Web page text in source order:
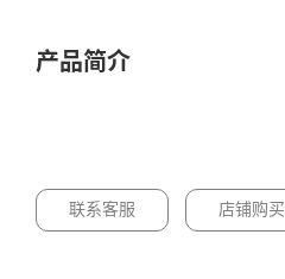
产品简介
联系客服 店铺购买